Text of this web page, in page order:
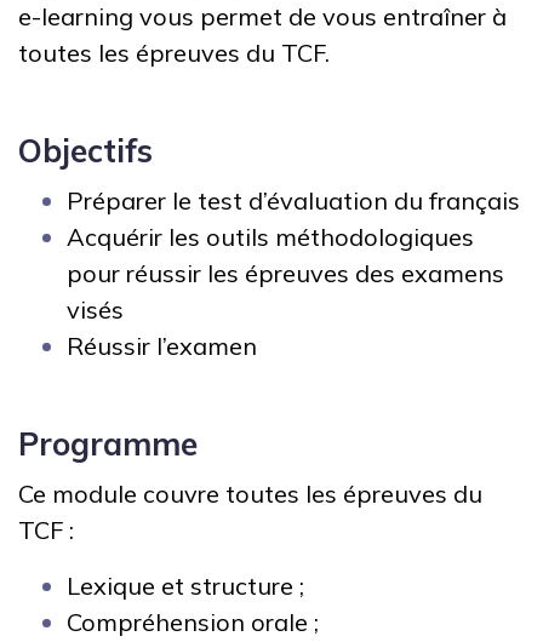
e-learning vous permet de vous entraîner à
toutes les épreuves du TCF.
Objectifs
Préparer le test d’évaluation du français
Acquérir les outils méthodologiques
pour réussir les épreuves des examens
visés
Réussir l’examen
Programme
Ce module couvre toutes les épreuves du
TCF :
Lexique et structure ;
Compréhension orale ;